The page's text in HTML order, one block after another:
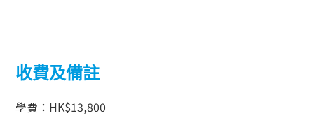
收費及備註
學費： HK$13,800